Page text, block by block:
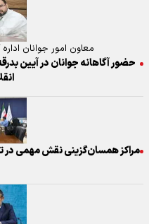
معاون امور جوانان
حضور آگاهانه جوانان در آیین
مراکز همسان‌گزینی نقش مهمی در